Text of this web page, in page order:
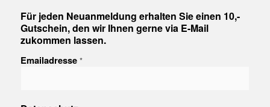
Für jeden Neuanmeldung erhalten Sie einen 10,-
Gutschein, den wir Ihnen gerne via E-Mail
zukommen lassen.
Emailadresse *